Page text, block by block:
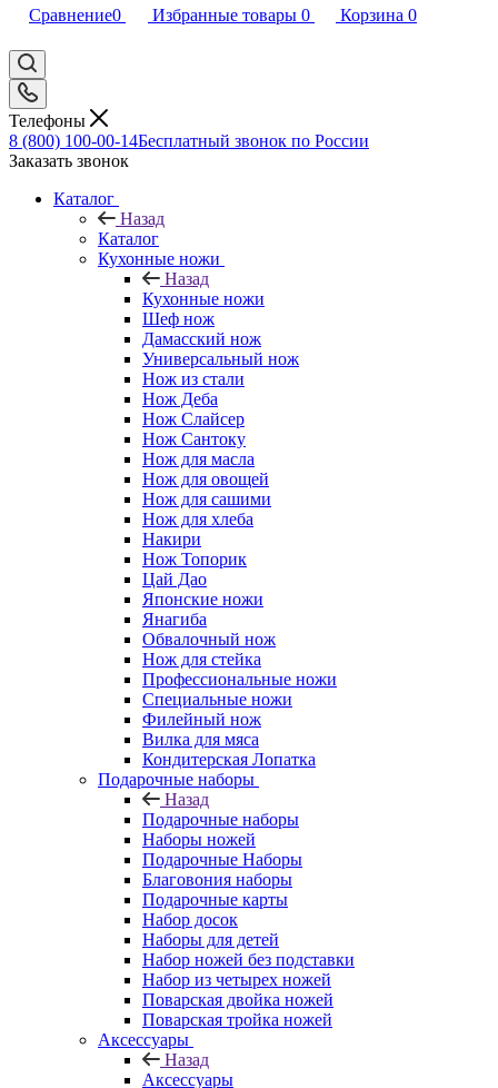
Сравнение0 Избранные товары 0 Корзина 0
Телефоны
8 (800) 100-00-14Бесплатный звонок по России
Заказать звонок
Каталог
Назад
Каталог
Кухонные ножи
Назад
Кухонные ножи
Шеф нож
Дамасский нож
Универсальный нож
Нож из стали
Нож Деба
Нож Слайсер
Нож Сантоку
Нож для масла
Нож для овощей
Нож для сашими
Нож для хлеба
Накири
Нож Топорик
Цай Дао
Японские ножи
Янагиба
Обвалочный нож
Нож для стейка
Профессиональные ножи
Специальные ножи
Филейный нож
Вилка для мяса
Кондитерская Лопатка
Подарочные наборы
Назад
Подарочные наборы
Наборы ножей
Подарочные Наборы
Благовония наборы
Подарочные карты
Набор досок
Наборы для детей
Набор ножей без подставки
Набор из четырех ножей
Поварская двойка ножей
Поварская тройка ножей
Аксессуары
Назад
Аксессуары